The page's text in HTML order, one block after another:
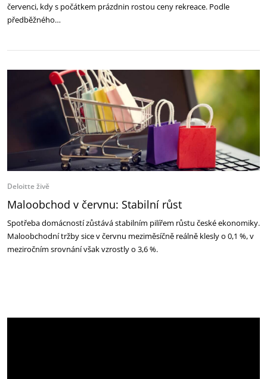
červenci, kdy s počátkem prázdnin rostou ceny rekreace. Podle
předběžného…
Deloitte živě
Maloobchod v červnu: Stabilní růst
Spotřeba domácností zůstává stabilním pilířem růstu české ekonomiky.
Maloobchodní tržby sice v červnu meziměsíčně reálně klesly o 0,1 %, v
meziročním srovnání však vzrostly o 3,6 %.